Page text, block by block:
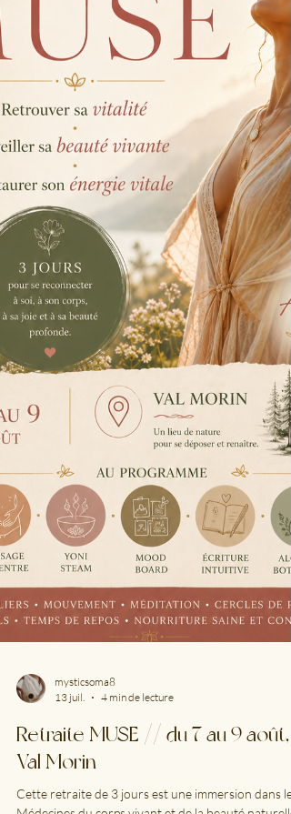
brouillard cérébral, insomnie, migraines, irritabilité
exacerbée avant les menstruations, rétention d'eau,
prise de poids, sautes d'humeur, acné
envies de glucides, chute et ami